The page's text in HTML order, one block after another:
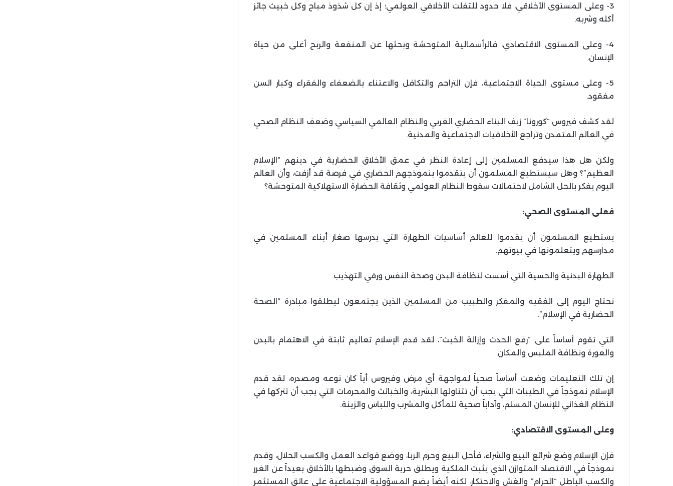
3- وعلى المستوى الأخلاقي، فلا حدود للتفلت الأخلاقي العولمي؛ إذ إن كل شذوذ مباح وكل خبيث جائز
أكله وشربه.
4- وعلى المستوى الاقتصادي، فالرأسمالية المتوحشة وبحثها عن المنفعة والربح أغلى من حياة
الإنسان.
5- وعلى مستوى الحياة الاجتماعية، فإن التراحم والتكافل والاعتناء بالضعفاء والفقراء وكبار السن
مفقود.
لقد كشف فيروس “كورونا” زيف البناء الحضاري الغربي والنظام العالمي السياسي وضعف النظام الصحي
في العالم المتمدن وتراجع الأخلاقيات الاجتماعية والمدنية.
ولكن هل هذا سيدفع المسلمين إلى إعادة النظر في عمق الأخلاق الحضارية في دينهم “الإسلام
العظيم”؟ وهل سيستطيع المسلمون أن يتقدموا بنموذجهم الحضاري في فرصة قد أزفت، وأن العالم
اليوم يفكر بالحل الشامل لاحتمالات سقوط النظام العولمي وثقافة الحضارة الاستهلاكية المتوحشة؟
فعلى المستوى الصحي:
يستطيع المسلمون أن يقدموا للعالم أساسيات الطهارة التي يدرسها صغار أبناء المسلمين في
مدارسهم ويتعلمونها في بيوتهم.
الطهارة البدنية والحسية التي أسست لنظافة البدن وصحة النفس ورقي التهذيب.
نحتاج اليوم إلى الفقيه والمفكر والطبيب من المسلمين الذين يجتمعون ليطلقوا مبادرة “الصحة
الحضارية في الإسلام”.
التي تقوم أساساً على “رفع الحدث وإزالة الخبث”، لقد قدم الإسلام تعاليم ثابتة في الاهتمام بالبدن
والعورة ونظافة الملبس والمكان.
إن تلك التعليمات وضعت أساساً صحياً لمواجهة أي مرض وفيروس أياً كان نوعه ومصدره، لقد قدم
الإسلام نموذجاً في الطيبات التي يجب أن تتناولها البشرية، والخبائث والمحرمات التي يجب أن تتركها في
النظام الغذائي للإنسان المسلم، وآداباً صحية للمأكل والمشرب واللباس والزينة.
وعلى المستوى الاقتصادي:
فإن الإسلام وضع شرائع البيع والشراء، فأحل البيع وحرم الربا، ووضع قواعد العمل والكسب الحلال، وقدم
نموذجاً في الاقتصاد المتوازن الذي يثبت الملكية ويطلق حرية السوق وضبطها بالأخلاق بعيداً عن الغرر
والكسب الباطل “الحرام” والغش والاحتكار، لكنه أيضاً يضع المسؤولية الاجتماعية على عاتق المستثمر